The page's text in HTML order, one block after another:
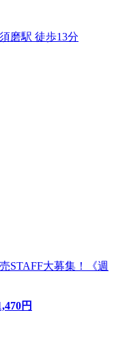
磨駅 徒歩13分
STAFF大募集！《週
円